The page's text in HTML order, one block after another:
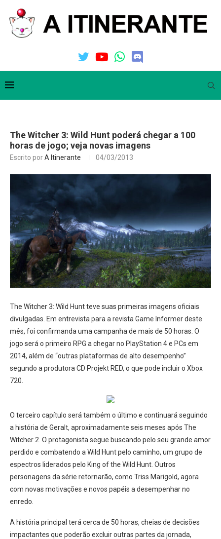
The Witcher 3: Wild Hunt poderá chegar a 100
horas de jogo; veja novas imagens
Escrito porA Itinerante 04/03/2013
The Witcher 3: Wild Hunt teve suas primeiras imagens oficiais
divulgadas. Em entrevista para a revista Game Informer deste
mês, foi confirmanda uma campanha de mais de 50 horas. O
jogo será o primeiro RPG a chegar no PlayStation 4 e PCs em
2014, além de “outras plataformas de alto desempenho”
segundo a produtora CD Projekt RED, o que pode incluir o Xbox
720.
O terceiro capítulo será também o último e continuará seguindo
a história de Geralt, aproximadamente seis meses após The
Witcher 2. O protagonista segue buscando pelo seu grande amor
perdido e combatendo a Wild Hunt pelo caminho, um grupo de
espectros liderados pelo King of the Wild Hunt. Outros
personagens da série retornarão, como Triss Marigold, agora
com novas motivações e novos papéis a desempenhar no
enredo.
A história principal terá cerca de 50 horas, cheias de decisões
impactantes que poderão excluir outras partes da jornada,